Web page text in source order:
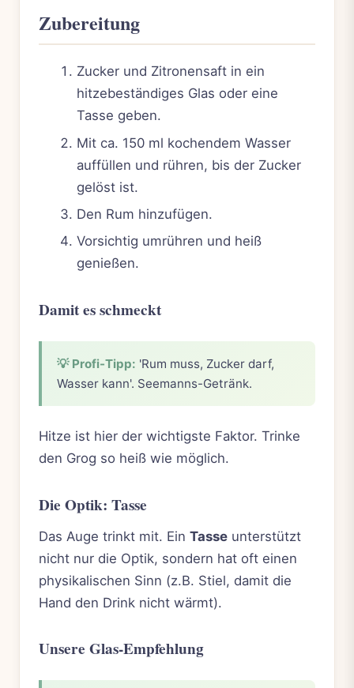
Zubereitung
Zucker und Zitronensaft in ein
hitzebeständiges Glas oder eine
Tasse geben.
Mit ca. 150 ml kochendem Wasser
auffüllen und rühren, bis der Zucker
gelöst ist.
Den Rum hinzufügen.
Vorsichtig umrühren und heiß
genießen.
Damit es schmeckt
💡 Profi-Tipp: 'Rum muss, Zucker darf,
Wasser kann'. Seemanns-Getränk.
Hitze ist hier der wichtigste Faktor. Trinke
den Grog so heiß wie möglich.
Die Optik: Tasse
Das Auge trinkt mit. Ein Tasse unterstützt
nicht nur die Optik, sondern hat oft einen
physikalischen Sinn (z.B. Stiel, damit die
Hand den Drink nicht wärmt).
Unsere Glas-Empfehlung